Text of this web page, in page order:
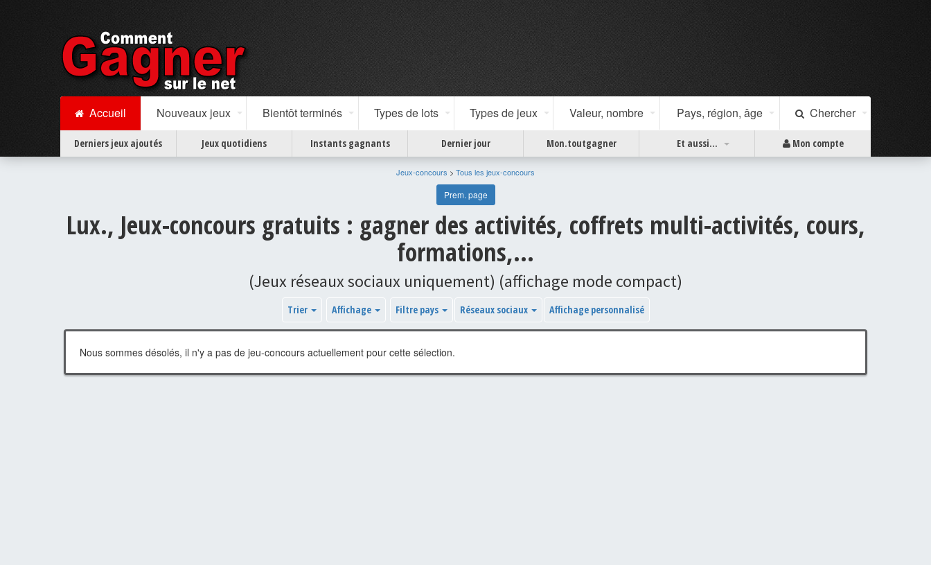
Accueil Nouveaux jeux Bientôt terminés Types de lots Types de jeux Valeur, nombre Pays, région, âge Chercher
Derniers jeux ajoutés Jeux quotidiens Instants gagnants Dernier jour Mon.toutgagner Et aussi... Mon compte
Jeux-concours > Tous les jeux-concours
Prem. page
Lux., Jeux-concours gratuits : gagner des activités, coffrets multi-activités, cours,
formations,...
(Jeux réseaux sociaux uniquement) (affichage mode compact)
Trier Affichage Filtre pays Réseaux sociaux Affichage personnalisé
Nous sommes désolés, il n'y a pas de jeu-concours actuellement pour cette sélection.